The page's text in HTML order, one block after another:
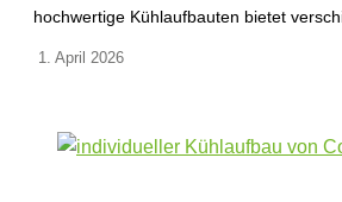
hochwertige Kühlaufbauten bietet
1. April 2026